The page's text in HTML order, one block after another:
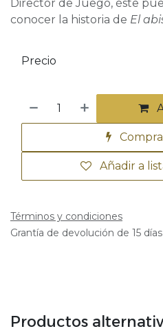
Director de Juego, éste
conocer la historia de El
Añadir a
Precio
Términos y condiciones
Grantía de devolución de 15
Productos